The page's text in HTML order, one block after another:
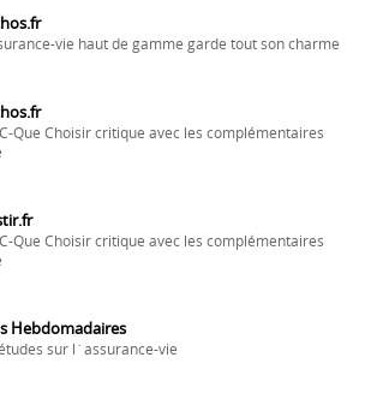
vie haut de gamme garde tout son charme
Que Choisir critique avec les complémentaires
Que Choisir critique avec les complémentaires
Hebdomadaires
sur l´assurance-vie